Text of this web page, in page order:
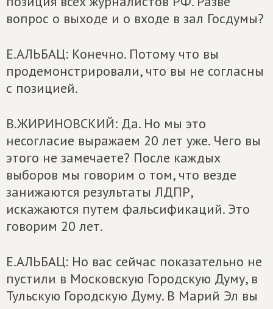
вопрос о выходе и о входе в зал Госдумы?
Е.АЛЬБАЦ: Конечно. Потому что вы
продемонстрировали, что вы не согласны
с позицией.
В.ЖИРИНОВСКИЙ: Да. Но мы это
несогласие выражаем 20 лет уже. Чего вы
этого не замечаете? После каждых
выборов мы говорим о том, что везде
занижаются результаты ЛДПР,
искажаются путем фальсификаций. Это
говорим 20 лет.
Е.АЛЬБАЦ: Но вас сейчас показательно не
пустили в Московскую Городскую Думу, в
Тульскую Городскую Думу. В Марий Эл вы